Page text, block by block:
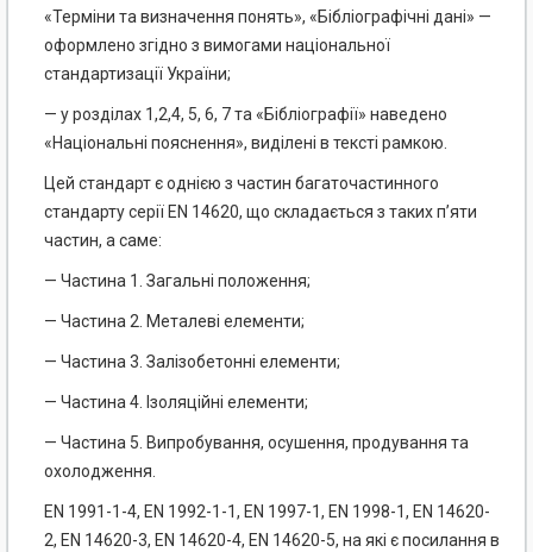
«Терміни та визначення понять», «Бібліографічні дані» —
оформлено згідно з вимогами національної
стандартизації України;
— у розділах 1,2,4, 5, 6, 7 та «Бібліографії» наведено
«Національні пояснення», виділені в тексті рамкою.
Цей стандарт є однією з частин багаточастинного
стандарту серії EN 14620, що складається з таких п’яти
частин, а саме:
— Частина 1. Загальні положення;
— Частина 2. Металеві елементи;
— Частина 3. Залізобетонні елементи;
— Частина 4. Ізоляційні елементи;
— Частина 5. Випробування, осушення, продування та
охолодження.
EN 1991-1-4, EN 1992-1-1, EN 1997-1, EN 1998-1, EN 14620-
2, EN 14620-3, EN 14620-4, EN 14620-5, на які є посилання в